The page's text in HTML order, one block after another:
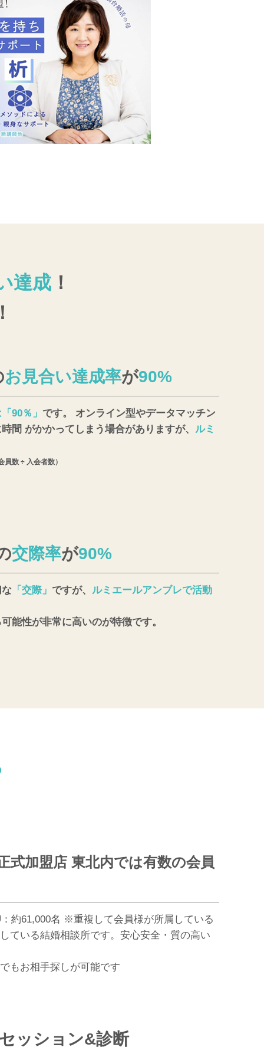
達成！
お見合い達成率が90%
90％」 です。 オンライン型やデータマッチン
間 がかかってしまう場合がありますが、 ルミ
数 ÷ 入会者数）
交際率が90%
「交際」 ですが、 ルミエールアンブレで活動
能性が非常に高いのが特徴です。
加盟店 東北内では有数の会員
約61,000名 ※重複して会員様が所属している
ている結婚相談所です。安心安全・質の高い
もお相手探しが可能です
ッション&診断